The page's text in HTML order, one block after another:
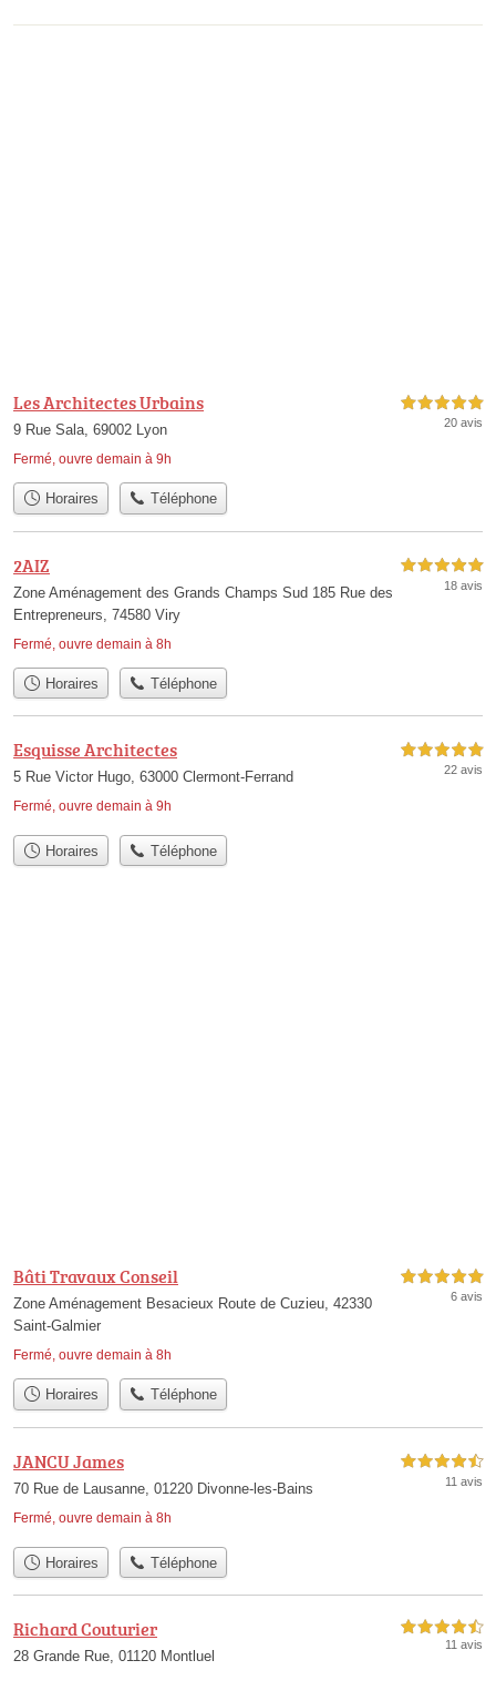
Les Architectes Urbains
9 Rue Sala, 69002 Lyon
Fermé, ouvre demain à 9h
5,0 étoiles sur 5
20 avis
Horaires Téléphone
2AIZ
Zone Aménagement des Grands Champs Sud 185 Rue des
Entrepreneurs, 74580 Viry
Fermé, ouvre demain à 8h
5,0 étoiles sur 5
18 avis
Horaires Téléphone
Esquisse Architectes
5 Rue Victor Hugo, 63000 Clermont-Ferrand
Fermé, ouvre demain à 9h
5,0 étoiles sur 5
22 avis
Horaires Téléphone
Bâti Travaux Conseil
Zone Aménagement Besacieux Route de Cuzieu, 42330
Saint-Galmier
Fermé, ouvre demain à 8h
5,0 étoiles sur 5
6 avis
Horaires Téléphone
JANCU James
70 Rue de Lausanne, 01220 Divonne-les-Bains
Fermé, ouvre demain à 8h
4,5 étoiles sur 5
11 avis
Horaires Téléphone
Richard Couturier
28 Grande Rue, 01120 Montluel
4,5 étoiles sur 5
11 avis